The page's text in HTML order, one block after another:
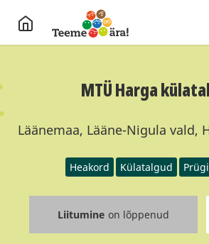
MTÜ Harga
Läänemaa, Lääne-Nigula vald,
Heakord Külatalgud
Liitumine on lõppenud